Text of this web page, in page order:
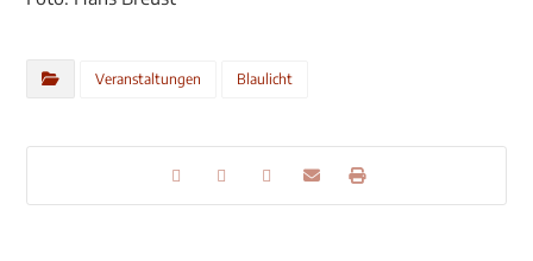
Veranstaltungen Blaulicht